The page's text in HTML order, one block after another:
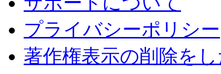
プライバシーポリシー
著作権表示の削除を